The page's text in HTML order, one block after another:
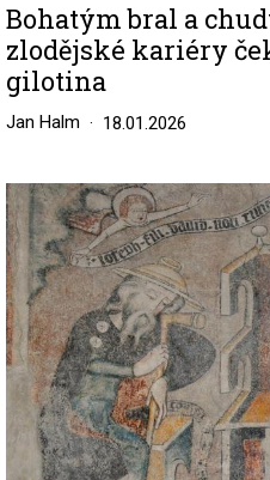
Bohatým bral a
zlodějské kariéry
gilotina
Jan Halm 18.01.2026
Image